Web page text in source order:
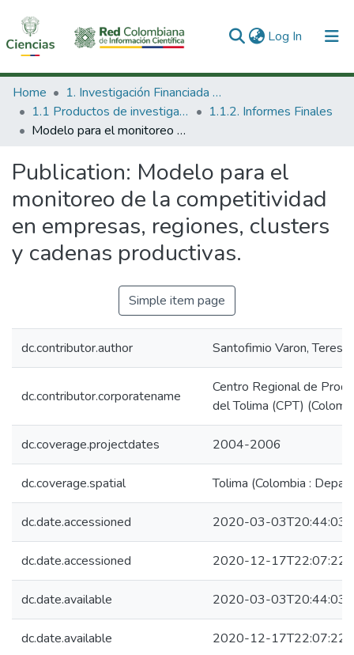
Log In (current)
Communities & Collections
All of DSpace
Home
1. Investigación Financiada con Recursos Públicos
1.1 Productos de investigación
1.1.2. Informes Finales
Modelo para el monitoreo de la competitividad en empresas, regiones, clusters y cadenas productivas.
Publication: Modelo para el
monitoreo de la competitividad
en empresas, regiones, clusters
y cadenas productivas.
Simple item page
dc.contributor.author Santofimio Varon, Teresa
dc.contributor.corporatename
Centro Regional de
del Tolima (CPT)
dc.coverage.projectdates 2004-2006
dc.coverage.spatial Tolima (Colombia :
dc.date.accessioned 2020-03-03T20:44:03Z
dc.date.accessioned 2020-12-17T22:07:22Z
dc.date.available 2020-03-03T20:44:03Z
dc.date.available 2020-12-17T22:07:22Z